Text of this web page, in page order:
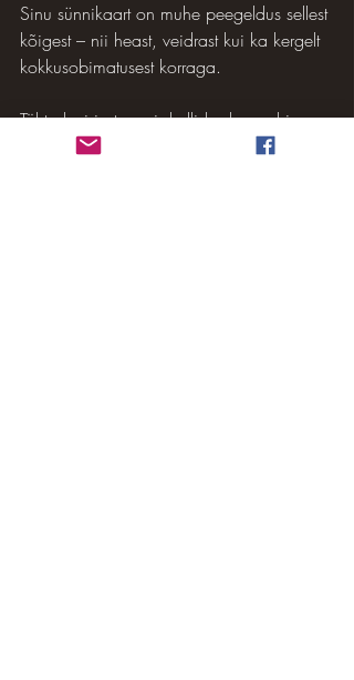
Sinu sünnikaart on muhe peegeldus sellest
kõigest – nii heast, veidrast kui ka kergelt
kokkusobimatusest korraga.
Tähtedeni ja tagasi, kallid udupead ja
päikesejüngrid!